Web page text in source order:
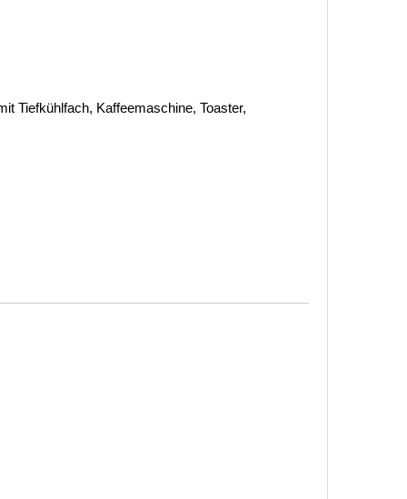
Tiefkühlfach, Kaffeemaschine, Toaster,